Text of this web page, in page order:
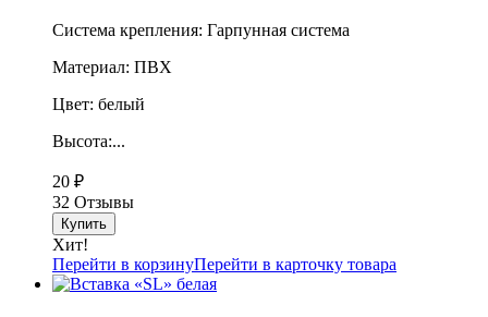
Система крепления: Гарпунная система
Материал: ПВХ
Цвет: белый
Высота:...
20 ₽
32 Отзывы
Хит!
Перейти в корзинуПерейти в карточку товара